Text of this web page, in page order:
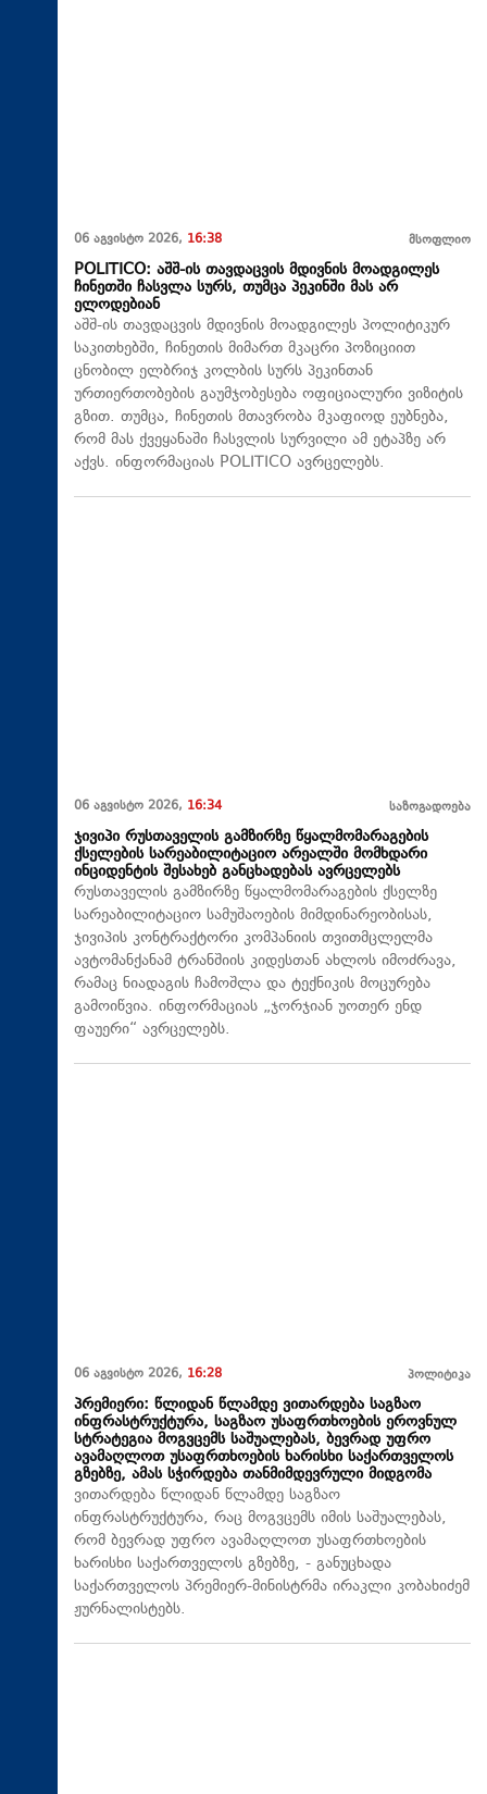
06 აგვისტო 2026, 16:38 მსოფლიო
POLITICO: აშშ-ის თავდაცვის მდივნის მოადგილეს
ჩინეთში ჩასვლა სურს, თუმცა პეკინში მას არ
ელოდებიან
აშშ-ის თავდაცვის მდივნის მოადგილეს პოლიტიკურ
საკითხებში, ჩინეთის მიმართ მკაცრი პოზიციით
ცნობილ ელბრიჯ კოლბის სურს პეკინთან
ურთიერთობების გაუმჯობესება ოფიციალური ვიზიტის
გზით. თუმცა, ჩინეთის მთავრობა მკაფიოდ ეუბნება,
რომ მას ქვეყანაში ჩასვლის სურვილი ამ ეტაპზე არ
აქვს. ინფორმაციას POLITICO ავრცელებს.
06 აგვისტო 2026, 16:34 საზოგადოება
ჯივიპი რუსთაველის გამზირზე წყალმომარაგების
ქსელების სარეაბილიტაციო არეალში მომხდარი
ინციდენტის შესახებ განცხადებას ავრცელებს
რუსთაველის გამზირზე წყალმომარაგების ქსელზე
სარეაბილიტაციო სამუშაოების მიმდინარეობისას,
ჯივიპის კონტრაქტორი კომპანიის თვითმცლელმა
ავტომანქანამ ტრანშიის კიდესთან ახლოს იმოძრავა,
რამაც ნიადაგის ჩამოშლა და ტექნიკის მოცურება
გამოიწვია. ინფორმაციას „ჯორჯიან უოთერ ენდ
ფაუერი“ ავრცელებს.
06 აგვისტო 2026, 16:28 პოლიტიკა
პრემიერი: წლიდან წლამდე ვითარდება საგზაო
ინფრასტრუქტურა, საგზაო უსაფრთხოების ეროვნულ
სტრატეგია მოგვცემს საშუალებას, ბევრად უფრო
ავამაღლოთ უსაფრთხოების ხარისხი საქართველოს
გზებზე, ამას სჭირდება თანმიმდევრული მიდგომა
ვითარდება წლიდან წლამდე საგზაო
ინფრასტრუქტურა, რაც მოგვცემს იმის საშუალებას,
რომ ბევრად უფრო ავამაღლოთ უსაფრთხოების
ხარისხი საქართველოს გზებზე, - განუცხადა
საქართველოს პრემიერ-მინისტრმა ირაკლი კობახიძემ
ჟურნალისტებს.